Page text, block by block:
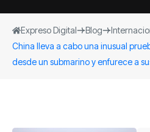
Expreso Digital Blog
China lleva a cabo una inusual
desde un submarino y enfurece a